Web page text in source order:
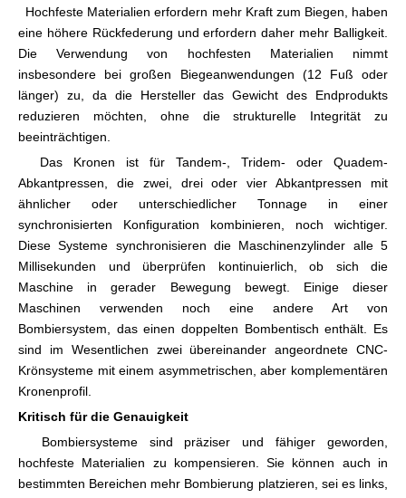
Hochfeste Materialien erfordern mehr Kraft zum Biegen, haben
eine höhere Rückfederung und erfordern daher mehr Balligkeit.
Die Verwendung von hochfesten Materialien nimmt
insbesondere bei großen Biegeanwendungen (12 Fuß oder
länger) zu, da die Hersteller das Gewicht des Endprodukts
reduzieren möchten, ohne die strukturelle Integrität zu
beeinträchtigen.
Das Kronen ist für Tandem-, Tridem- oder Quadem-
Abkantpressen, die zwei, drei oder vier Abkantpressen mit
ähnlicher oder unterschiedlicher Tonnage in einer
synchronisierten Konfiguration kombinieren, noch wichtiger.
Diese Systeme synchronisieren die Maschinenzylinder alle 5
Millisekunden und überprüfen kontinuierlich, ob sich die
Maschine in gerader Bewegung bewegt. Einige dieser
Maschinen verwenden noch eine andere Art von
Bombiersystem, das einen doppelten Bombentisch enthält. Es
sind im Wesentlichen zwei übereinander angeordnete CNC-
Krönsysteme mit einem asymmetrischen, aber komplementären
Kronenprofil.
Kritisch für die Genauigkeit
Bombiersysteme sind präziser und fähiger geworden,
hochfeste Materialien zu kompensieren. Sie können auch in
bestimmten Bereichen mehr Bombierung platzieren, sei es links,